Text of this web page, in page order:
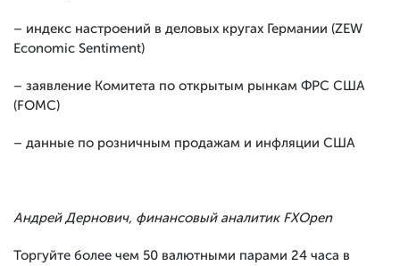
– индекс настроений в деловых кругах Германии (ZEW
Economic Sentiment)
– заявление Комитета по открытым рынкам ФРС США
(FOMC)
– данные по розничным продажам и инфляции США
Андрей Дернович, финансовый аналитик FXOpen
Торгуйте более чем 50 валютными парами 24 часа в